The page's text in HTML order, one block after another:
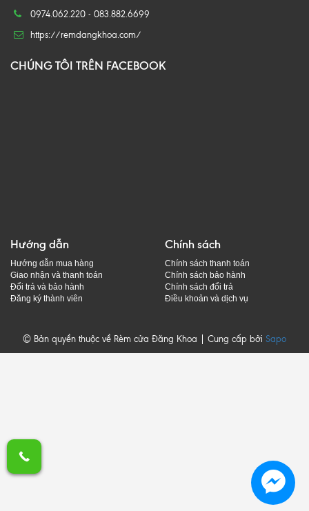
0974.062.220 - 083.882.6699
https://remdangkhoa.com/
CHÚNG TÔI TRÊN FACEBOOK
Hướng dẫn
Hướng dẫn mua hàng
Giao nhận và thanh toán
Đổi trả và bảo hành
Đăng ký thành viên
Chính sách
Chính sách thanh toán
Chính sách bảo hành
Chính sách đổi trả
Điều khoản và dịch vụ
© Bản quyền thuộc về Rèm cửa Đăng Khoa | Cung cấp bởi Sapo